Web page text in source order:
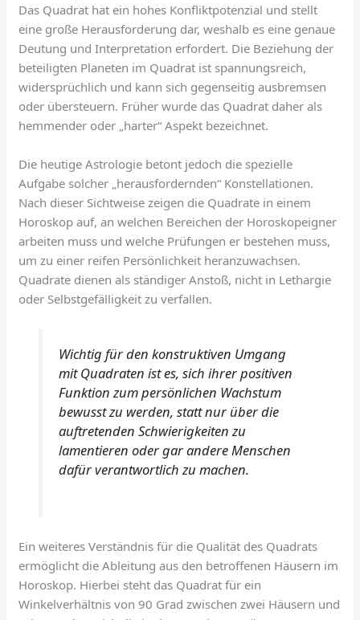
Das Quadrat hat ein hohes Konfliktpotenzial und stellt
eine große Herausforderung dar, weshalb es eine genaue
Deutung und Interpretation erfordert. Die Beziehung der
beteiligten Planeten im Quadrat ist spannungsreich,
widersprüchlich und kann sich gegenseitig ausbremsen
oder übersteuern. Früher wurde das Quadrat daher als
hemmender oder „harter“ Aspekt bezeichnet.
Die heutige Astrologie betont jedoch die spezielle
Aufgabe solcher „herausfordernden“ Konstellationen.
Nach dieser Sichtweise zeigen die Quadrate in einem
Horoskop auf, an welchen Bereichen der Horoskopeigner
arbeiten muss und welche Prüfungen er bestehen muss,
um zu einer reifen Persönlichkeit heranzuwachsen.
Quadrate dienen als ständiger Anstoß, nicht in Lethargie
oder Selbstgefälligkeit zu verfallen.
Wichtig für den konstruktiven Umgang
mit Quadraten ist es, sich ihrer positiven
Funktion zum persönlichen Wachstum
bewusst zu werden, statt nur über die
auftretenden Schwierigkeiten zu
lamentieren oder gar andere Menschen
dafür verantwortlich zu machen.
Ein weiteres Verständnis für die Qualität des Quadrats
ermöglicht die Ableitung aus den betroffenen Häusern im
Horoskop. Hierbei steht das Quadrat für ein
Winkelverhältnis von 90 Grad zwischen zwei Häusern und